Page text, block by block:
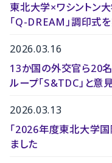
東北大学×ワシント
「Q-DREAM」調印式
2026.03.16
13か国の外交官ら20
ループ「S&TDC」と意
2026.03.13
「2026年度東北大学
ました